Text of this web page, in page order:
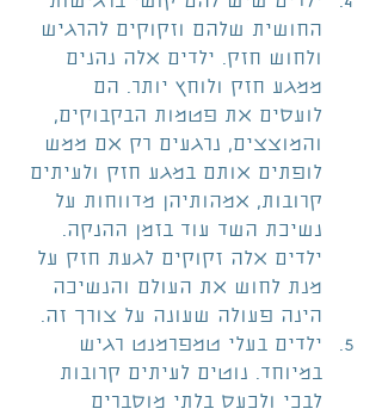
החושית שלהם וזקוקים להרגיש
ולחוש חזק. ילדים אלה נהנים
ממגע חזק ולוחץ יותר. הם
לועסים את פטמות הבקבוקים,
והמוצצים, נרגעים רק אם ממש
לופתים אותם במגע חזק ולעיתים
קרובות, אמהותיהן מדווחות על
נשיכת השד עוד בזמן ההנקה.
ילדים אלה זקוקים לגעת חזק על
מנת לחוש את העולם והנשיכה
הינה פעולה שעונה על צורך זה.
ילדים בעלי טמפרמנט רגיש
במיוחד. נוטים לעיתים קרובות
לבכי ולכעס בלתי מוסברים